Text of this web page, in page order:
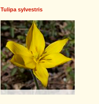
Tulipa sylvestris